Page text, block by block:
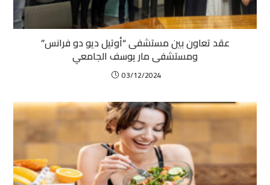
عقد تعاون بين مستشفى “أوتيل ديو دو فرانس”
ومستشفى مار يوسف الجامعي
03/12/2024